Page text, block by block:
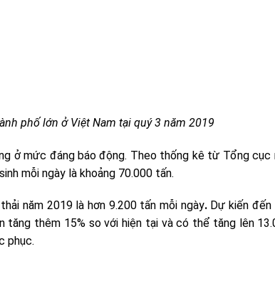
phố lớn ở Việt Nam tại quý 3 năm 2019
ở mức đáng báo động. Theo thống kê từ Tổng cục
mỗi ngày là khoảng 70.000 tấn.
năm 2019 là hơn 9.200 tấn mỗi ngày.Dự kiến đến
tăng thêm 15% so với hiện tại và có thể tăng lên
phục.